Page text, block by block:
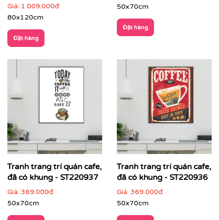
Tư vấn thi công & chọn mẫu
Giá: 1.009.000đ
80x120cm
Đặt hàng
50x70cm
Đặt hàng
Tranh trang trí quán cafe,
đã có khung - ST220937
Giá: 369.000đ
50x70cm
Tranh trang trí quán cafe,
đã có khung - ST220936
Giá: 369.000đ
50x70cm